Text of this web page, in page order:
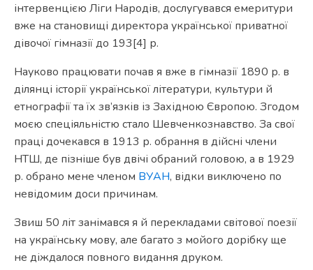
інтервенцією Ліги Народів, дослугувався емеритури
вже на становищі директора української приватної
дівочої гімназії до 193[4] р.
Науково працювати почав я вже в гімназії 1890 р. в
ділянці історії української літератури, культури й
етнографії та їх зв’язків із Західною Європою. Згодом
моєю спеціяльністю стало Шевченкознавство. За свої
праці дочекався в 1913 р. обрання в дійсні члени
НТШ, де пізніше був двічі обраний головою, а в 1929
р. обрано мене членом ВУАН, відки виключено по
невідомим доси причинам.
Звиш 50 літ занімався я й перекладами світової поезії
на українську мову, але багато з мойого дорібку ще
не діждалося повного видання друком.